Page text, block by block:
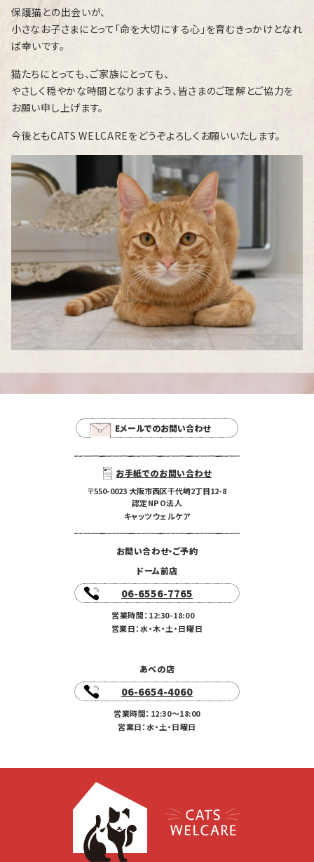
保護猫との出会いが、
小さなお子さまにとって「命を大切にする心」を育むきっかけとなれ
ば幸いです。
猫たちにとっても、ご家族にとっても、
やさしく穏やかな時間となりますよう、皆さまのご理解とご協力を
お願い申し上げます。
今後ともCATS WELCAREをどうぞよろしくお願いいたします。
Eメールでのお問い合わせ
お手紙でのお問い合わせ
〒550-0023 大阪市西区千代崎2丁目12-8
認定NPO法人
キャッツウェルケア
お問い合わせ・ご予約
ドーム前店
06-6556-7765
営業時間：12:30-18:00
営業日：水・木・土・日曜日
あべの店
06-6654-4060
営業時間：12:30〜18:00
営業日：水・土・日曜日